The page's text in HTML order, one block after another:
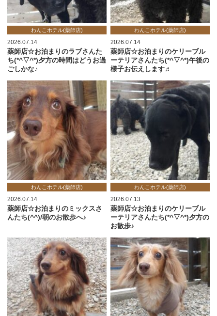
わんこホテル(薬師店)
2026.07.14
薬師店☆お泊まりのラブさんた
ち(*^▽^*)夕方の時間はどうお過
ごしかな♪
わんこホテル(薬師店)
2026.07.14
薬師店☆お泊まりのケリーブル
ーテリアさんたち(*^▽^*)午後の
様子お伝えします♬
わんこホテル(薬師店)
2026.07.14
薬師店☆お泊まりのミックスさ
んたち(^^)/朝のお散歩へ♪
わんこホテル(薬師店)
2026.07.13
薬師店☆お泊まりのケリーブル
ーテリアさんたち(*^▽^*)夕方の
お散歩♪